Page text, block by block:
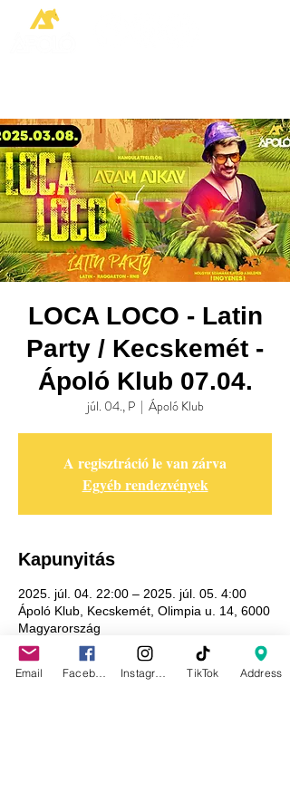
LOCA LOCO - Latin
Party / Kecskemét -
Ápoló Klub 07.04.
júl. 04., P
  |
Ápoló Klub
A regisztráció le van zárva
Egyéb rendezvények
Kapunyitás
2025. júl. 04. 22:00 – 2025. júl. 05. 4:00
Ápoló Klub, Kecskemét, Olimpia u. 14, 6000
Magyarország
Email TikTok Address